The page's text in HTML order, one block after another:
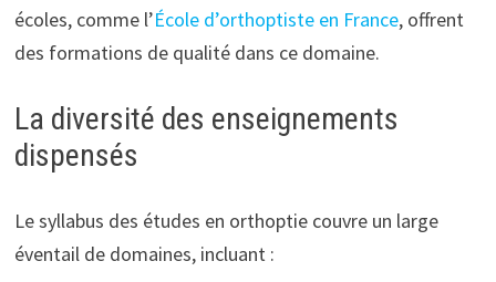
écoles, comme l’École d’orthoptiste en France, offrent
des formations de qualité dans ce domaine.
La diversité des enseignements
dispensés
Le syllabus des études en orthoptie couvre un large
éventail de domaines, incluant :